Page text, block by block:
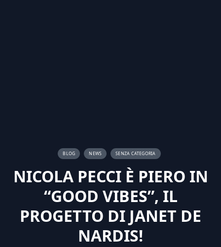
BLOG NEWS SENZA CATEGORIA
NICOLA PECCI È PIERO IN
“GOOD VIBES”, IL
PROGETTO DI JANET DE
NARDIS!